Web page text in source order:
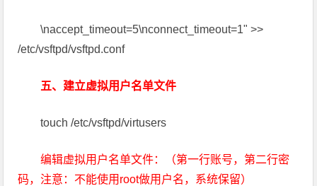
\naccept_timeout=5\nconnect_timeout=1" >>
/etc/vsftpd/vsftpd.conf
五、建立虚拟用户名单文件
touch /etc/vsftpd/virtusers
编辑虚拟用户名单文件：（第一行账号，第二行密
码，注意：不能使用root做用户名，系统保留）